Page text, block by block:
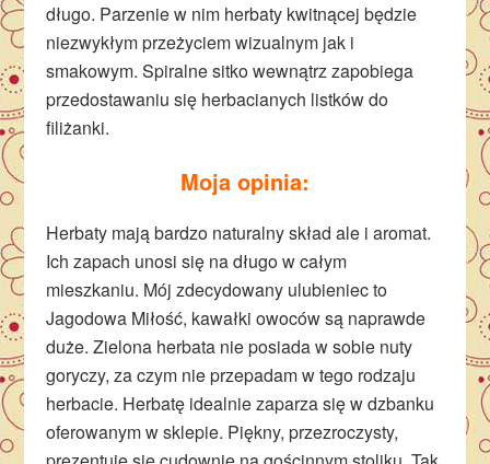
długo. Parzenie w nim herbaty kwitnącej będzie
niezwykłym przeżyciem wizualnym jak i
smakowym. Spiralne sitko wewnątrz zapobiega
przedostawaniu się herbacianych listków do
filiżanki.
Moja opinia:
Herbaty mają bardzo naturalny skład ale i aromat.
Ich zapach unosi się na długo w całym
mieszkaniu. Mój zdecydowany ulubieniec to
Jagodowa Miłość, kawałki owoców są naprawde
duże. Zielona herbata nie posiada w sobie nuty
goryczy, za czym nie przepadam w tego rodzaju
herbacie. Herbatę idealnie zaparza się w dzbanku
oferowanym w sklepie. Piękny, przezroczysty,